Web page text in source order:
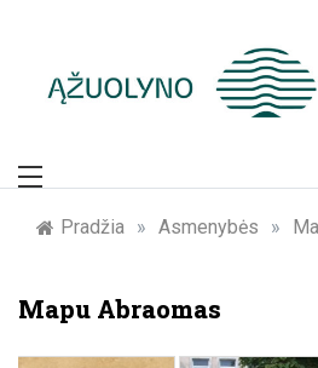
Žymūs
žmonės:
Pradžia » Asmenybės »
Mapu Abraomas